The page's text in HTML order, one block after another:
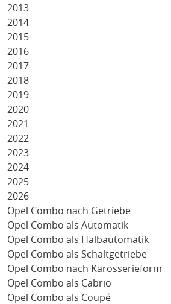
2013
2014
2015
2016
2017
2018
2019
2020
2021
2022
2023
2024
2025
2026
Opel Combo nach Getriebe
Opel Combo als Automatik
Opel Combo als Halbautomatik
Opel Combo als Schaltgetriebe
Opel Combo nach Karosserieform
Opel Combo als Cabrio
Opel Combo als Coupé